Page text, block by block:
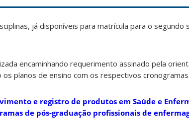
já disponíveis para matrícula para o segundo
encaminhando requerimento assinado pela
planos de ensino com os respectivos cronogramas.
e registro de produtos em Saúde e
de pós-graduação profissionais de